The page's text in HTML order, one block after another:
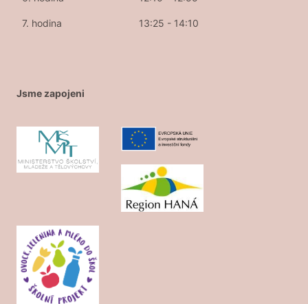
7. hodina 13:25 - 14:10
Jsme zapojeni